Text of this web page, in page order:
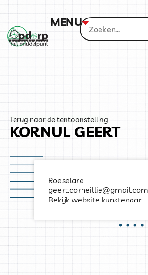
MENU
Terug naar de tentoonstelling
KORNUL GEERT
Roeselare
geert.corneillie@gmail.com
Bekijk website kunstenaar